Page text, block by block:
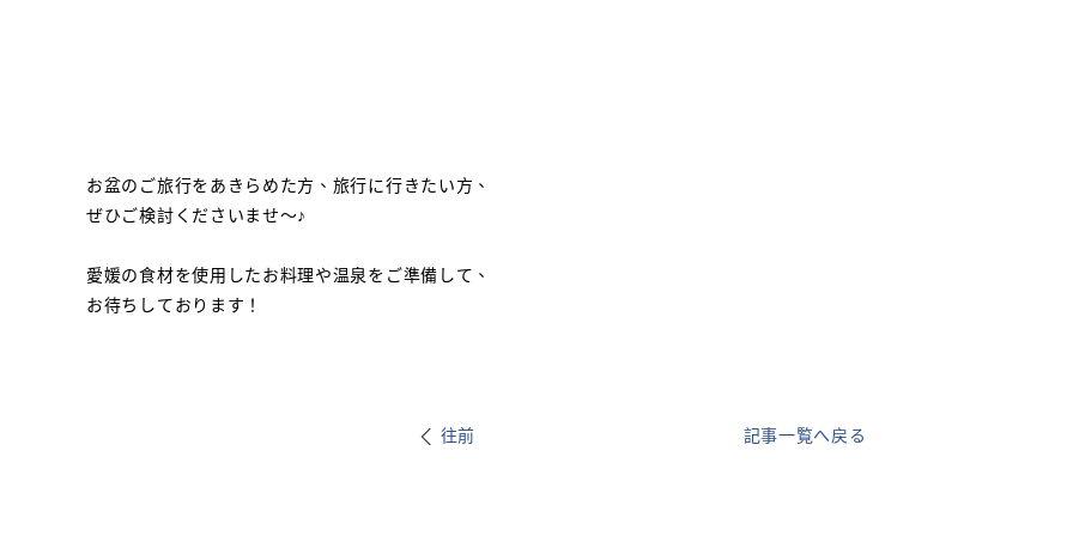
お盆のご旅行をあきらめた方、旅行に行きたい方、
ぜひご検討くださいませ～♪
愛媛の食材を使用したお料理や温泉をご準備して、
お待ちしております！
往前 記事一覧へ戻る